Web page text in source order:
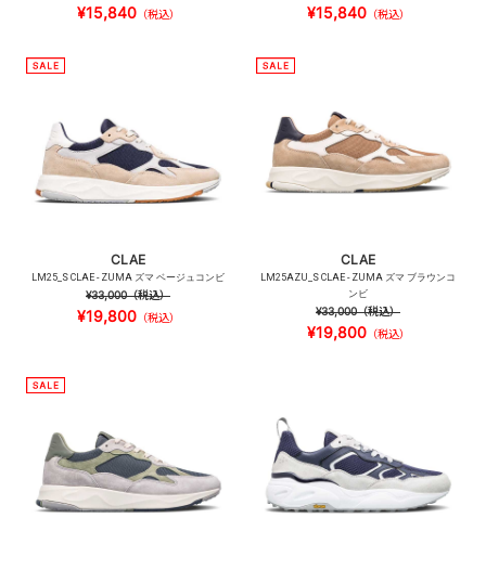
¥15,840（税込） ¥15,840（税込）
CLAE
LM25_S CLAE - ZUMA ズマ ベージュコンビ
¥33,000（税込）
¥19,800（税込）
CLAE
LM25AZU_S CLAE - ZUMA ズマ ブラウンコ
ンビ
¥33,000（税込）
¥19,800（税込）